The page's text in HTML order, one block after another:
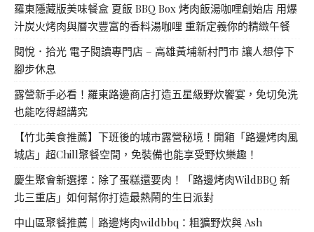
羅東隱藏版美味餐盒 夏飯 BBQ Box 烤肉飯湯咖哩創始店 用爆
汁炭火烤肉與層次豐富的香料湯咖哩 重新定義你的精緻午餐
閱悅．拾光 電子閱讀專門店 – 高雄黃埔新村門市 讓人想停下
腳步休息
露營新手必看！羅東路邊商店打造五星級野炊饗宴，免切免洗
也能吃得超講究
【竹北美食推薦】下班後的城市露營秘境！開箱「路邊烤肉風
城店」超Chill聚餐空間，免裝備也能享受野炊樂趣！
慶生聚會新選擇：除了蛋糕還要肉！「路邊烤肉WildBBQ 新
北三重店」如何幫你打造最熱鬧的生日派對
中山區聚餐推薦｜路邊烤肉wildbbq：粗獷野炊與 Ash